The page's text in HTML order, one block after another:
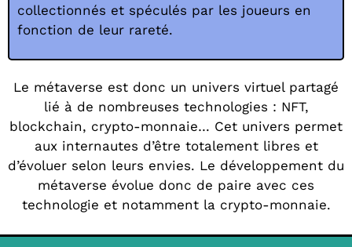
collectionnés et spéculés par les joueurs en
fonction de leur rareté.
Le métaverse est donc un univers virtuel partagé
lié à de nombreuses technologies : NFT,
blockchain, crypto-monnaie… Cet univers permet
aux internautes d’être totalement libres et
d’évoluer selon leurs envies. Le développement du
métaverse évolue donc de paire avec ces
technologie et notamment la crypto-monnaie.